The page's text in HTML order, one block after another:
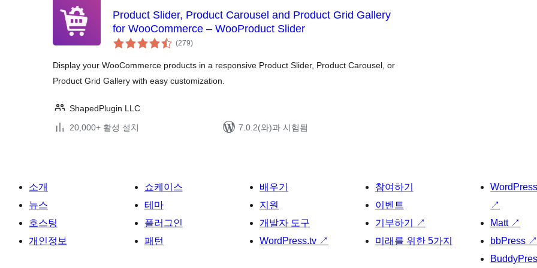
Product Slider, Product Carousel and Product Grid Gallery
for WooCommerce – WooProduct Slider
(279전
체
점
)
Display your WooCommerce products in a responsive Product Slider, Product Carousel, or
Product Grid Gallery with easy customization.
ShapedPlugin LLC
20,000+ 활성 설치
7.0.2(와)과 시험됨
소개
뉴스
호스팅
개인정보
쇼케이스
테마
플러그인
패턴
배우기
지원
개발자 도구
WordPress.tv ↗
참여하기
이벤트
기부하기
↗
미래를 위한 5가지
↗
Matt ↗
bbPress ↗